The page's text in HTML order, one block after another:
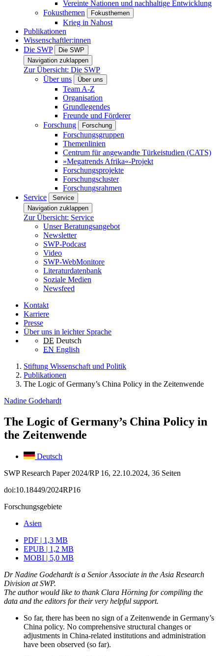
Vereinte Nationen und nachhaltige Entwicklung
Fokusthemen
Fokusthemen
Krieg in Nahost
Publikationen
Wissenschaftler:innen
Die SWP
Die SWP
Navigation zuklappen
Zur Übersicht: Die SWP
Über uns
Über uns
Team A-Z
Organisation
Grundlegendes
Freunde und Förderer
Forschung
Forschung
Forschungsgruppen
Themenlinien
Centrum für angewandte Türkeistudien (CATS)
»Megatrends Afrika«-Projekt
Forschungsprojekte
Forschungscluster
Forschungsrahmen
Service
Service
Navigation zuklappen
Zur Übersicht: Service
Unser Beratungsangebot
Newsletter
SWP-Podcast
Video
SWP-WebMonitore
Literaturdatenbank
Soziale Medien
Newsfeed
Kontakt
Karriere
Presse
Über uns in leichter Sprache
DE Deutsch
EN English
Stiftung Wissenschaft und Politik
Publikationen
The Logic of Germany’s China Policy in the Zeitenwende
Nadine Godehardt
The Logic of Germany’s China Policy in
the Zeitenwende
Deutsch
SWP Research Paper 2024/RP 16, 22.10.2024, 36 Seiten
doi:10.18449/2024RP16
Forschungsgebiete
Asien
PDF | 1,3 MB
EPUB | 1,2 MB
MOBI | 5,0 MB
Dr Nadine Godehardt is a Senior Associate in the Asia Research
Division at SWP.
The author would like to thank Clara Hörning for compiling the
data and the editors for their very helpful support.
So far, there has been no sign of a Zeitenwende in Germany’s
China policy. No comprehensive structural changes or
adjustments in China-related institutions and administration
have been observed (so far).